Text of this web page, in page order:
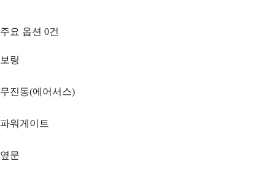
주요 옵션 0건
보링
무진동(에어서스)
파워게이트
옆문